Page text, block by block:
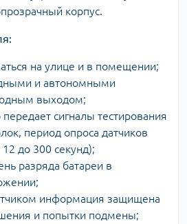
корпус.
на улице и в помещении;
и автономными
выходом;
сигналы тестирования
период опроса датчиков
12 до 300 секунд);
разряда батареи в
информация защищена
и попытки подмены;